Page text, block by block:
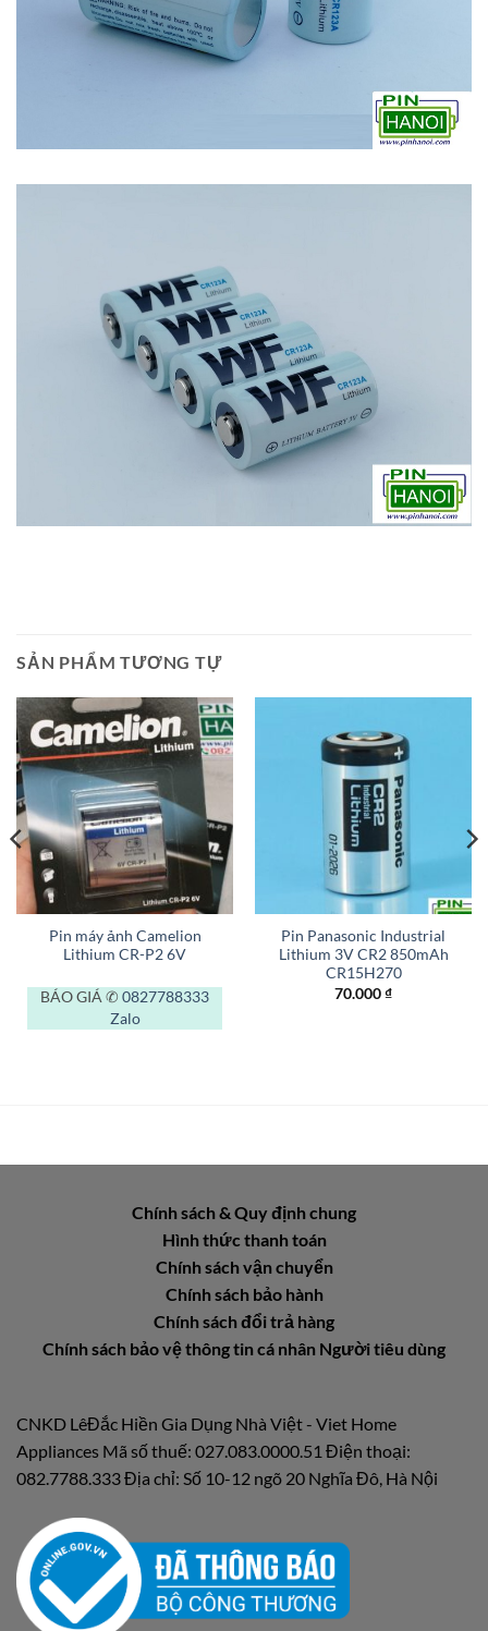
SẢN PHẨM TƯƠNG TỰ
Pin máy ảnh Camelion
Lithium CR-P2 6V
BÁO GIÁ ✆ 0827788333
Zalo
Pin Panasonic Industrial
Lithium 3V CR2 850mAh
CR15H270
70.000₫
Chính sách & Quy định chung
Hình thức thanh toán
Chính sách vận chuyển
Chính sách bảo hành
Chính sách đổi trả hàng
Chính sách bảo vệ thông tin cá nhân Người tiêu dùng
CNKD LêĐắc Hiền Gia Dụng Nhà Việt - Viet Home
Appliances Mã số thuế: 027.083.0000.51 Điện thoại:
082.7788.333 Địa chỉ: Số 10-12 ngõ 20 Nghĩa Đô, Hà Nội